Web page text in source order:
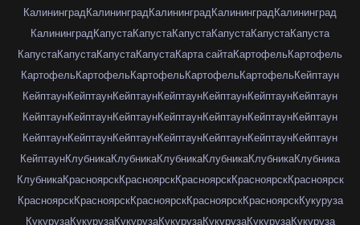
КалининградКалининградКалининградКалининградКалининград
КалининградКапустаКапустаКапустаКапустаКапустаКапуста
КапустаКапустаКапустаКапустаКарта сайтаКартофельКартофель
КартофельКартофельКартофельКартофельКартофельКейптаун
КейптаунКейптаунКейптаунКейптаунКейптаунКейптаунКейптаун
КейптаунКейптаунКейптаунКейптаунКейптаунКейптаунКейптаун
КейптаунКейптаунКейптаунКейптаунКейптаунКейптаунКейптаун
КейптаунКлубникаКлубникаКлубникаКлубникаКлубникаКлубника
КлубникаКрасноярскКрасноярскКрасноярскКрасноярскКрасноярск
КрасноярскКрасноярскКрасноярскКрасноярскКрасноярскКукуруза
КукурузаКукурузаКукурузаКукурузаКукурузаКукурузаКукуруза